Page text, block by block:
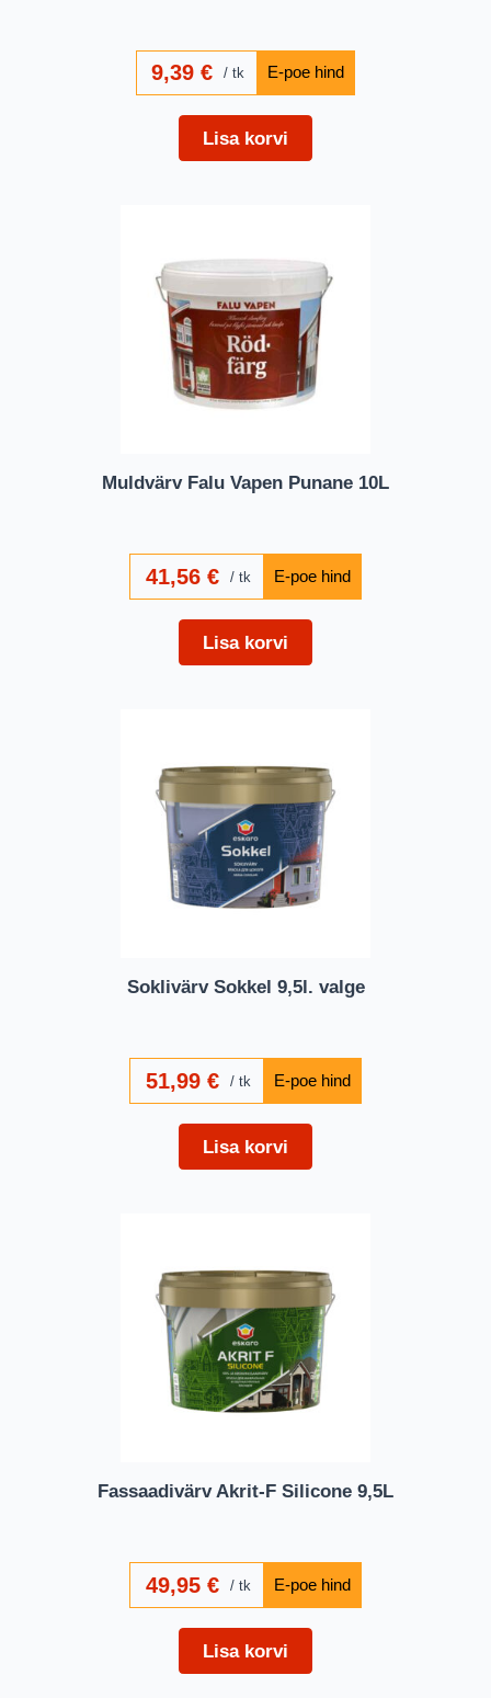
9,39€ tk
Lisa korvi
Muldvärv Falu Vapen Punane 10L
41,56 € tk
Lisa korvi
Soklivärv Sokkel 9,5l. valge
51,99 € tk
Lisa korvi
Fassaadivärv Akrit-F Silicone 9,5L
49,95 € tk
Lisa korvi